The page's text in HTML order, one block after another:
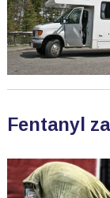
Fentanyl